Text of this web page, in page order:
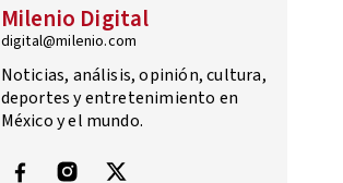
Milenio Digital
digital@milenio.com
Noticias, análisis, opinión, cultura,
deportes y entretenimiento en
México y el mundo.